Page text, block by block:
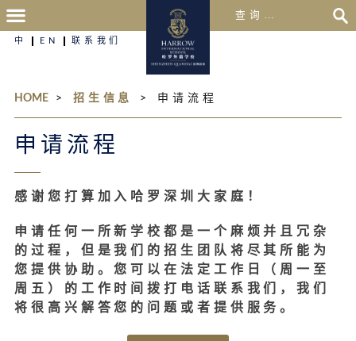
中 EN 联系我们
HOME > 招生信息 > 申请流程
申请流程
感谢您打算加入哈罗深圳大家庭！
申请任何一所新学校都是一个麻烦并且冗杂
的过程，但是我们的招生团队将尽其所能为
您提供协助。您可以在法定工作日（周一至
周五）的工作时间拨打电话联系我们，我们
将很高兴解答您的问题或者提供服务。